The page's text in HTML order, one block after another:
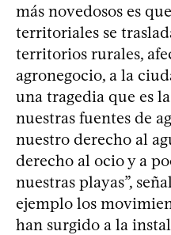
más novedosos es
territoriales se
territorios rurales,
agronegocio, a la
una tragedia que es
nuestras fuentes de
nuestro derecho al
derecho al ocio y a
nuestras playas”,
ejemplo los
han surgido a la